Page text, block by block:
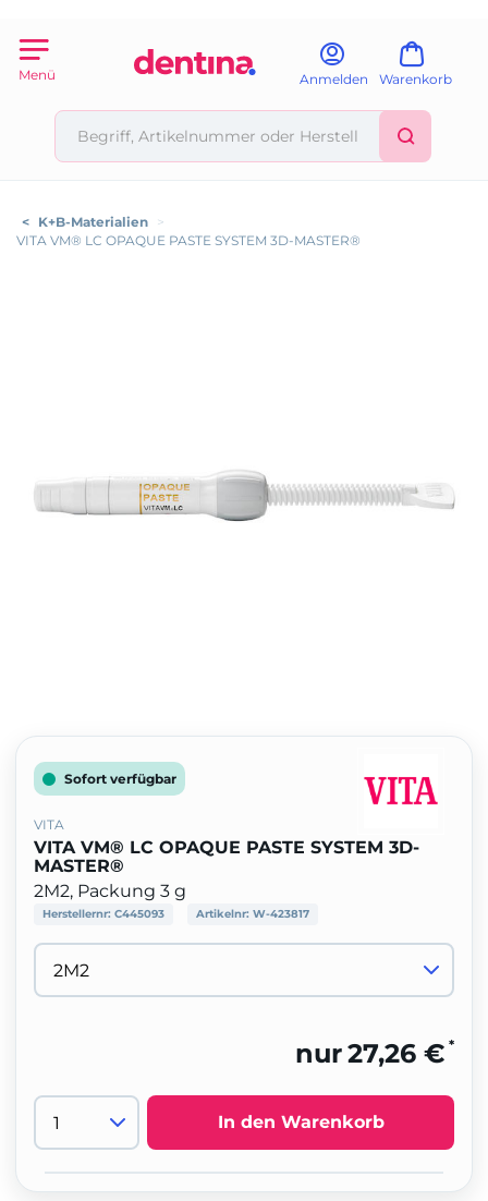
Menü Anmelden Warenkorb
< K+B-Materialien >
VITA VM® LC OPAQUE PASTE SYSTEM 3D-MASTER®
Sofort verfügbar
VITA
VITA VM® LC OPAQUE PASTE SYSTEM 3D-
MASTER®
2M2, Packung 3 g
Herstellernr: C445093 Artikelnr: W-423817
nur27,26 € *
In den Warenkorb